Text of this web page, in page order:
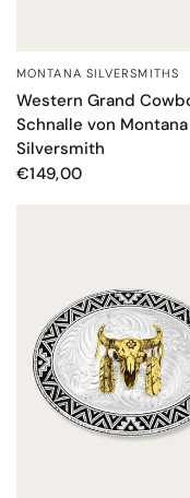
SCHNELLANSICHT
MONTANA SILVERSMITHS
Western Grand
Schnalle von Montana
Silversmith
€149,00